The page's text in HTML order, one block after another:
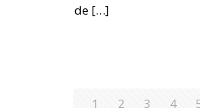
de[…]
1 2 3 4